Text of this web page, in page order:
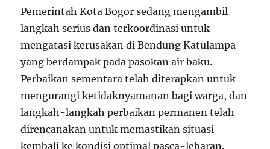
Pemerintah Kota Bogor sedang mengambil
langkah serius dan terkoordinasi untuk
mengatasi kerusakan di Bendung Katulampa
yang berdampak pada pasokan air baku.
Perbaikan sementara telah diterapkan untuk
mengurangi ketidaknyamanan bagi warga, dan
langkah-langkah perbaikan permanen telah
direncanakan untuk memastikan situasi
kembali ke kondisi optimal pasca-lebaran.